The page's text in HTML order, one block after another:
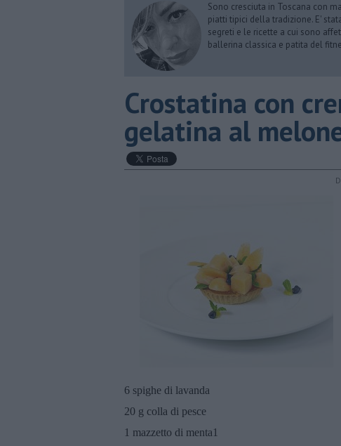
Sono cresciuta in Toscana con
piatti tipici della tradizione. E'
segreti e le ricette a cui sono
ballerina classica e patita del
Crostatina con
gelatina al
6 spighe di lavanda
20 g colla di pesce
1 mazzetto di menta1